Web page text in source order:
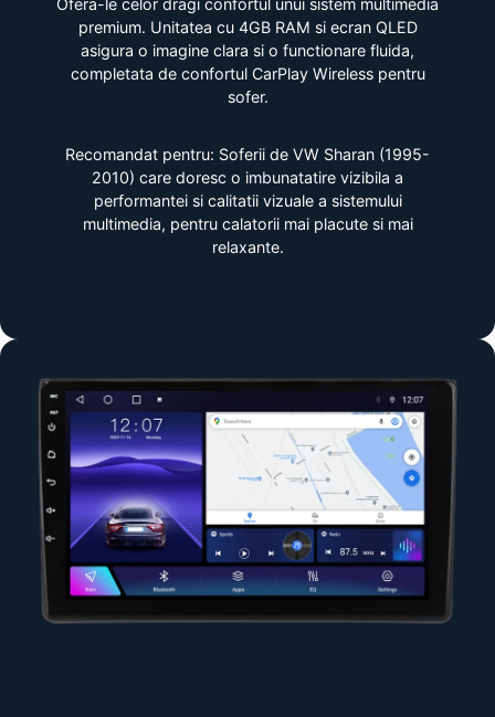
Ofera-le celor dragi confortul unui sistem multimedia
premium. Unitatea cu 4GB RAM si ecran QLED
asigura o imagine clara si o functionare fluida,
completata de confortul CarPlay Wireless pentru
sofer.
Recomandat pentru: Soferii de VW Sharan (1995-
2010) care doresc o imbunatatire vizibila a
performantei si calitatii vizuale a sistemului
multimedia, pentru calatorii mai placute si mai
relaxante.